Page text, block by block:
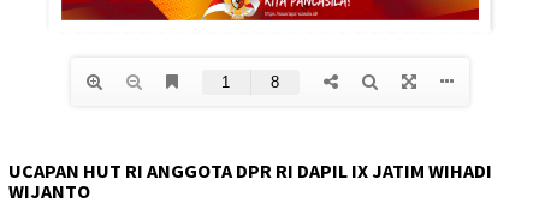
UCAPAN HUT RI ANGGOTA DPR RI DAPIL IX JATIM WIHADI
WIJANTO